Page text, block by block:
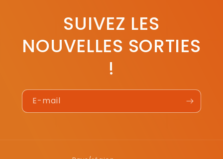
SUIVEZ LES
NOUVELLES SORTIES
!
E-mail